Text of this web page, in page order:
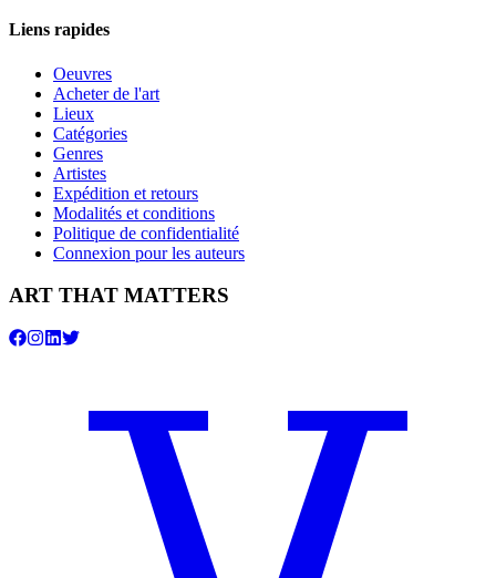
Liens rapides
Oeuvres
Acheter de l'art
Lieux
Catégories
Genres
Artistes
Expédition et retours
Modalités et conditions
Politique de confidentialité
Connexion pour les auteurs
ART THAT MATTERS